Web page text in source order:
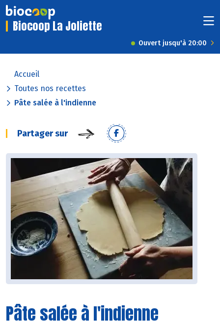
Biocoop La Joliette
Ouvert jusqu'à 20:00
Accueil
Toutes nos recettes
Pâte salée à l'indienne
Partager sur
Pâte salée à l'indienne